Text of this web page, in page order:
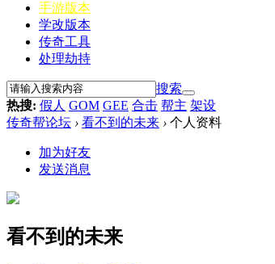
手游版本
学改版本
传奇工具
处理劫持
搜索
热搜: 假人 GOM GEE 合击 帮主 架设
传奇帮论坛 › 看不到的未来 › 个人资料
加为好友
发送消息
看不到的未来